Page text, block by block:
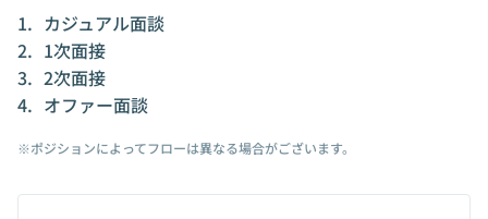
カジュアル面談
1次面接
2次面接
オファー面談
※ポジションによってフローは異なる場合がございます。